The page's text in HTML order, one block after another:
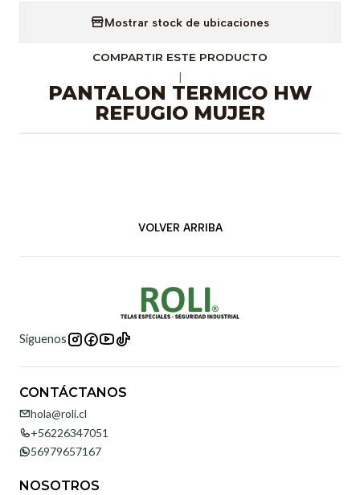
Mostrar stock de ubicaciones
COMPARTIR ESTE PRODUCTO
PANTALON TERMICO HW
REFUGIO MUJER
VOLVER ARRIBA
Síguenos
CONTÁCTANOS
hola@roli.cl
+56226347051
56979657167
NOSOTROS